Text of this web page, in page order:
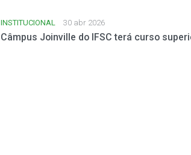
INSTITUCIONAL 30 abr 2026
Câmpus Joinville do IFSC terá curso